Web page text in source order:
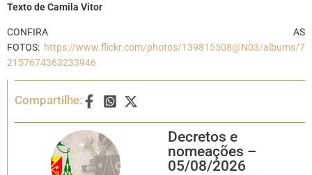
Texto de Camila Vitor
CONFIRA AS
FOTOS: https://www.flickr.com/photos/139815508@N03/albums/7
2157674363233946
Compartilhe:
Decretos e
nomeações –
05/08/2026